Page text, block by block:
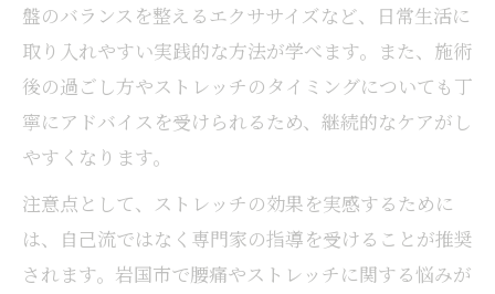
盤のバランスを整えるエクササイズなど、日常生活に
取り入れやすい実践的な方法が学べます。また、施術
後の過ごし方やストレッチのタイミングについても丁
寧にアドバイスを受けられるため、継続的なケアがし
やすくなります。
注意点として、ストレッチの効果を実感するために
は、自己流ではなく専門家の指導を受けることが推奨
されます。岩国市で腰痛やストレッチに関する悩みが